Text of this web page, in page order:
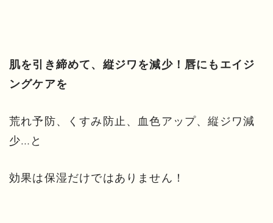
肌を引き締めて、縦ジワを減少！唇にもエイジ
ングケアを
荒れ予防、くすみ防止、血色アップ、縦ジワ減
少…と
効果は保湿だけではありません！